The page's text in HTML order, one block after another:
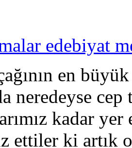
edebiyat
en
neredeyse
kadar yer
ettiler ki artık